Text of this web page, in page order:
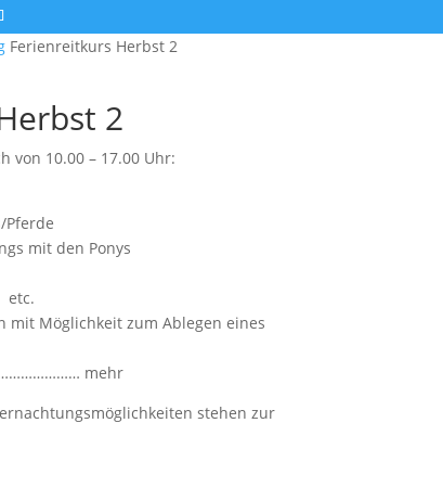
Ferienreitkurs Herbst 2
2
von 10.00 – 17.00 Uhr:
Pferde
mit den Ponys
etc.
mit Möglichkeit zum Ablegen eines
mehr
stehen zur